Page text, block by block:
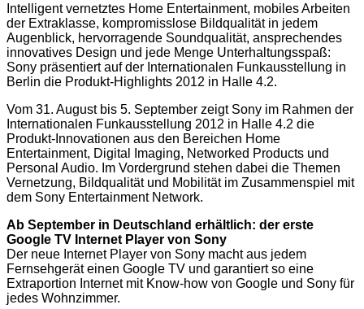
Intelligent vernetztes Home Entertainment, mobiles Arbeiten
der Extraklasse, kompromisslose Bildqualität in jedem
Augenblick, hervorragende Soundqualität, ansprechendes
innovatives Design und jede Menge Unterhaltungsspaß:
Sony präsentiert auf der Internationalen Funkausstellung in
Berlin die Produkt-Highlights 2012 in Halle 4.2.
Vom 31. August bis 5. September zeigt Sony im Rahmen der
Internationalen Funkausstellung 2012 in Halle 4.2 die
Produkt-Innovationen aus den Bereichen Home
Entertainment, Digital Imaging, Networked Products und
Personal Audio. Im Vordergrund stehen dabei die Themen
Vernetzung, Bildqualität und Mobilität im Zusammenspiel mit
dem Sony Entertainment Network.
Ab September in Deutschland erhältlich: der erste
Google TV Internet Player von Sony
Der neue Internet Player von Sony macht aus jedem
Fernsehgerät einen Google TV und garantiert so eine
Extraportion Internet mit Know-how von Google und Sony für
jedes Wohnzimmer.